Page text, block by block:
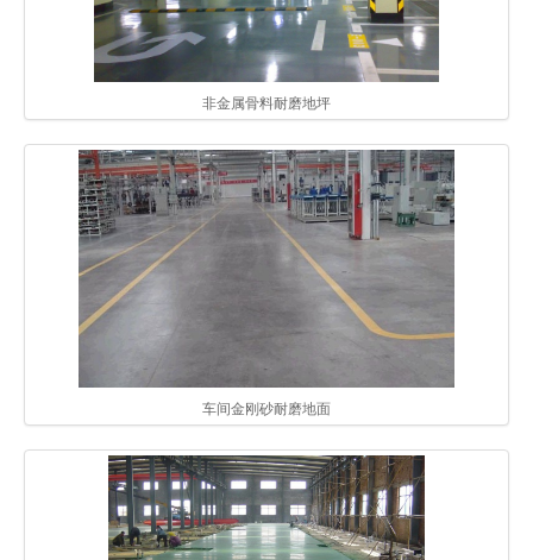
非金属骨料耐磨地坪
车间金刚砂耐磨地面